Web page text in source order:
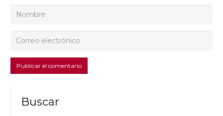
Publicar el comentario
Buscar